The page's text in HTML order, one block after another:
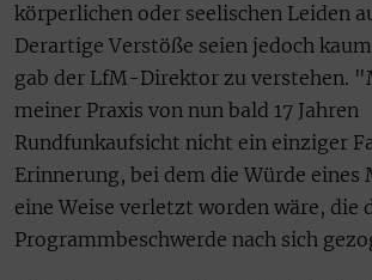
körperlichen oder seelischen Leiden
Derartige Verstöße seien jedoch
gab der LfM-Direktor zu verstehen.
meiner Praxis von nun bald 17 Jahren
Rundfunkaufsicht nicht ein einziger
Erinnerung, bei dem die Würde eines
eine Weise verletzt worden wäre, die
Programmbeschwerde nach sich